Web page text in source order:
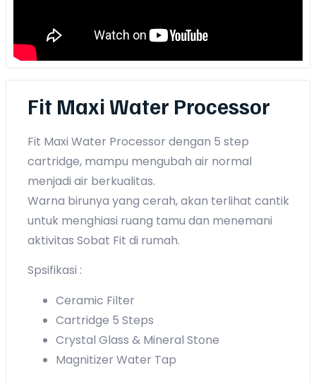
Fit Maxi Water Processor
Fit Maxi Water Processor dengan 5 step
cartridge, mampu mengubah air normal
menjadi air berkualitas.
Warna birunya yang cerah, akan terlihat cantik
untuk menghiasi ruang tamu dan menemani
aktivitas Sobat Fit di rumah.
Spsifikasi :
Ceramic Filter
Cartridge 5 Steps
Crystal Glass & Mineral Stone
Magnitizer Water Tap